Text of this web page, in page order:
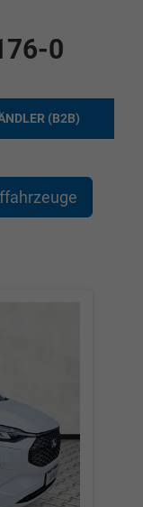
0
(B2B)